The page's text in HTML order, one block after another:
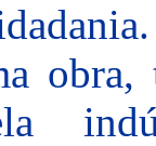
obra,